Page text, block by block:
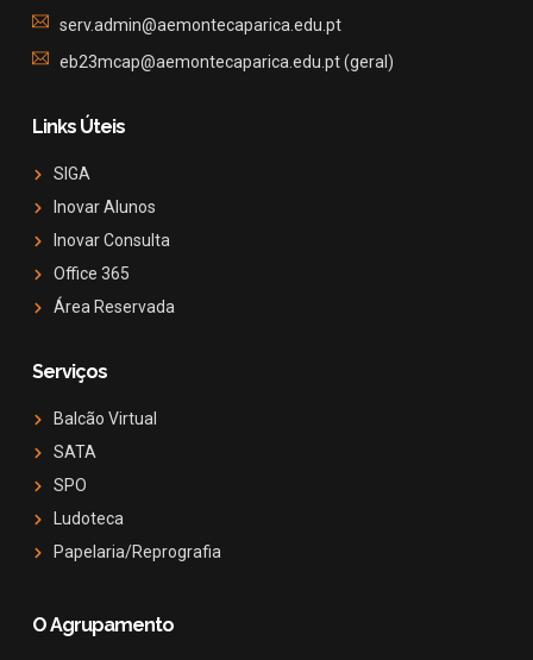
serv.admin@aemontecaparica.edu.pt
eb23mcap@aemontecaparica.edu.pt (geral)
Links Úteis
SIGA
Inovar Alunos
Inovar Consulta
Office 365
Área Reservada
Serviços
Balcão Virtual
SATA
SPO
Ludoteca
Papelaria/Reprografia
O Agrupamento